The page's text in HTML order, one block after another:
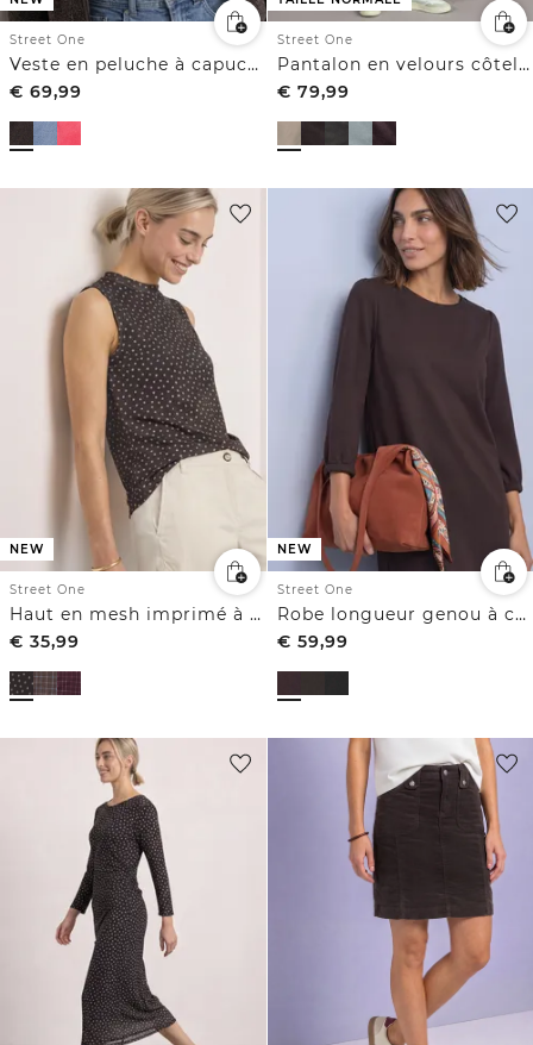
Street One
Veste en peluche à capuche et poches
€ 69,99
Street One
Pantalon en velours côtelé Slim Leg
€ 79,99
NEW
Street One
Haut en mesh imprimé à col montant
€ 35,99
NEW
Street One
Robe longueur genou à col rond
€ 59,99